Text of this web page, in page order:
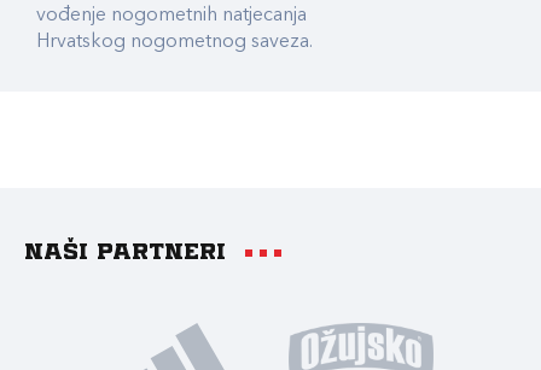
vođenje nogometnih natjecanja
Hrvatskog nogometnog saveza.
Naši partneri